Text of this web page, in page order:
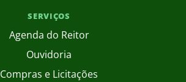
SERVIÇOS
Agenda do Reitor
Ouvidoria
Compras e Licitações